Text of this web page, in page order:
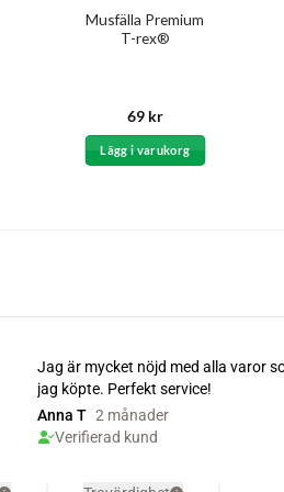
Musfälla Premium
T-rex®
69 kr
Lägg i varukorg